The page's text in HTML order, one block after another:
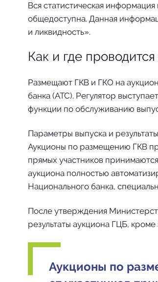
Вся статистическая
общедоступна. Данная
и ликвидность».
Как и где
Размещают ГКВ и ГКО на
банка (АТС). Регулятор
функции по обслуживанию
Параметры выпуска и
Аукционы по размещению ГКВ
прямых участников
аукциона полностью
Национального банка,
После утверждения
результаты аукциона ГЦБ,
Аукционы по